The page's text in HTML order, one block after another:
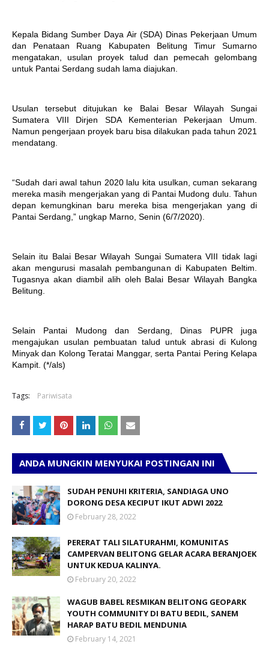
Kepala Bidang Sumber Daya Air (SDA) Dinas Pekerjaan Umum
dan Penataan Ruang Kabupaten Belitung Timur Sumarno
mengatakan, usulan proyek talud dan pemecah gelombang
untuk Pantai Serdang sudah lama diajukan.
Usulan tersebut ditujukan ke Balai Besar Wilayah Sungai
Sumatera VIII Dirjen SDA Kementerian Pekerjaan Umum.
Namun pengerjaan proyek baru bisa dilakukan pada tahun 2021
mendatang.
“Sudah dari awal tahun 2020 lalu kita usulkan, cuman sekarang
mereka masih mengerjakan yang di Pantai Mudong dulu. Tahun
depan kemungkinan baru mereka bisa mengerjakan yang di
Pantai Serdang,” ungkap Marno, Senin (6/7/2020).
Selain itu Balai Besar Wilayah Sungai Sumatera VIII tidak lagi
akan mengurusi masalah pembangunan di Kabupaten Beltim.
Tugasnya akan diambil alih oleh Balai Besar Wilayah Bangka
Belitung.
Selain Pantai Mudong dan Serdang, Dinas PUPR juga
mengajukan usulan pembuatan talud untuk abrasi di Kulong
Minyak dan Kolong Teratai Manggar, serta Pantai Pering Kelapa
Kampit. (*/als)
Tags: Pariwisata
ANDA MUNGKIN MENYUKAI POSTINGAN INI
SUDAH PENUHI KRITERIA, SANDIAGA UNO
DORONG DESA KECIPUT IKUT ADWI 2022
February 28, 2022
PERERAT TALI SILATURAHMI, KOMUNITAS
CAMPERVAN BELITONG GELAR ACARA BERANJOEK
UNTUK KEDUA KALINYA.
February 20, 2022
WAGUB BABEL RESMIKAN BELITONG GEOPARK
YOUTH COMMUNITY DI BATU BEDIL, SANEM
HARAP BATU BEDIL MENDUNIA
February 14, 2021